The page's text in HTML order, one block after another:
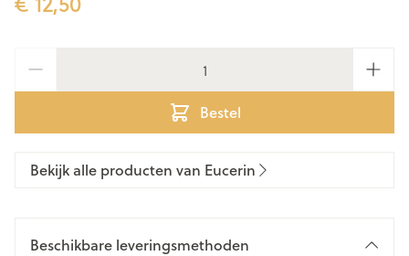
Bestel
Bekijk alle producten van Eucerin
Beschikbare leveringsmethoden